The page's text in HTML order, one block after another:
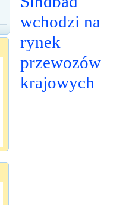
wchodzi na
rynek
przewozów
krajowych